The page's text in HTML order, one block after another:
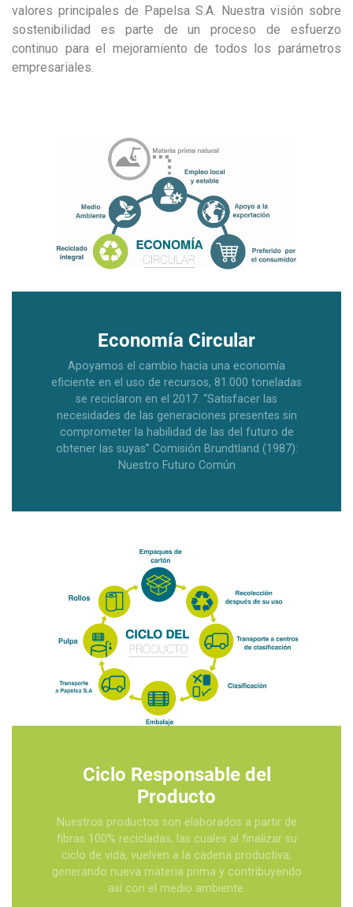
valores principales de Papelsa S.A. Nuestra visión sobre
sostenibilidad es parte de un proceso de esfuerzo
continuo para el mejoramiento de todos los parámetros
empresariales.
Economía Circular
Apoyamos el cambio hacia una economía
eficiente en el uso de recursos, 81.000 toneladas
se reciclaron en el 2017. “Satisfacer las
necesidades de las generaciones presentes sin
comprometer la habilidad de las del futuro de
obtener las suyas” Comisión Brundtland (1987):
Nuestro Futuro Común
Ciclo Responsable del
Producto
Nuestros productos son elaborados a partir de
fibras 100% recicladas, las cuales al finalizar su
ciclo de vida, vuelven a la cadena productiva,
generando nueva materia prima y contribuyendo
así con el medio ambiente.